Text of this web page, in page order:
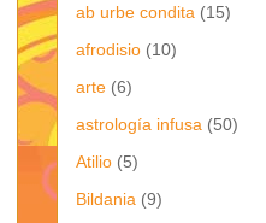
ab urbe condita (15)
afrodisio (10)
arte (6)
astrología infusa (50)
Atilio (5)
Bildania (9)